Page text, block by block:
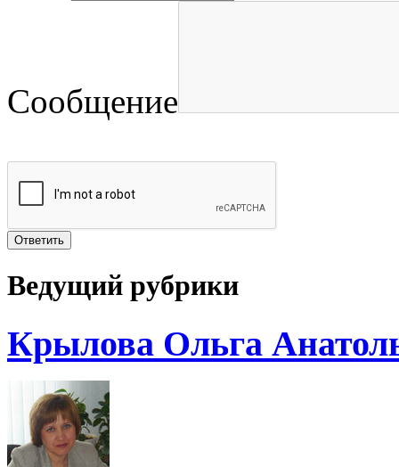
Сообщение
Ведущий рубрики
Крылова Ольга